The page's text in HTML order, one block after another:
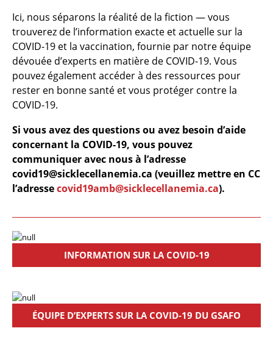
Ici, nous séparons la réalité de la fiction — vous
trouverez de l’information exacte et actuelle sur la
COVID-19 et la vaccination, fournie par notre équipe
dévouée d’experts en matière de COVID-19. Vous
pouvez également accéder à des ressources pour
rester en bonne santé et vous protéger contre la
COVID-19.
Si vous avez des questions ou avez besoin d’aide
concernant la COVID-19, vous pouvez
communiquer avec nous à l’adresse
covid19@sicklecellanemia.ca (veuillez mettre en CC
l’adressecovid19amb@sicklecellanemia.ca).
INFORMATION SUR LA COVID-19
ÉQUIPE D’EXPERTS SUR LA COVID-19 DU GSAFO